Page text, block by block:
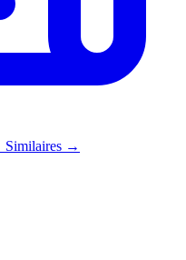
Similaires →